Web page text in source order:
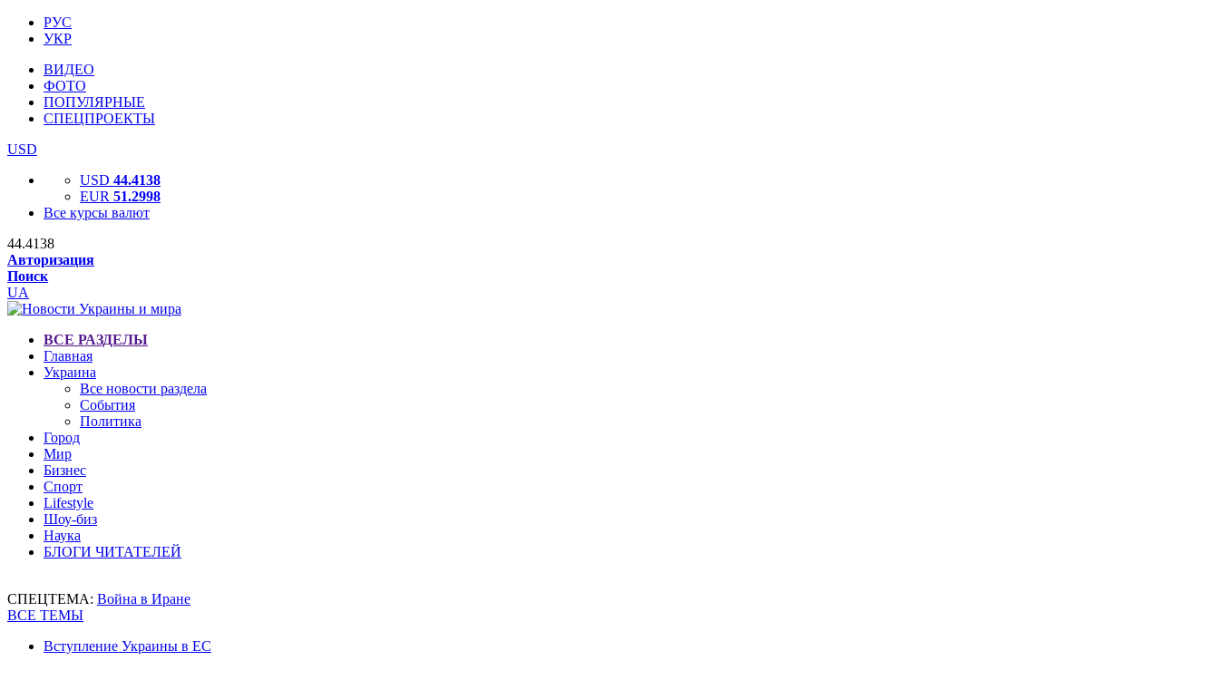
РУС
УКР
ВИДЕО
ФОТО
ПОПУЛЯРНЫЕ
СПЕЦПРОЕКТЫ
USD
USD 44.4138
EUR 51.2998
Все курсы валют
44.4138
Авторизация
Поиск
UA
ВСЕ РАЗДЕЛЫ
Главная
Украина
Все новости раздела
События
Политика
Город
Мир
Бизнес
Спорт
Lifestyle
Шоу-биз
Наука
БЛОГИ ЧИТАТЕЛЕЙ
СПЕЦТЕМА: Война в Иране
ВСЕ ТЕМЫ
Вступление Украины в ЕС